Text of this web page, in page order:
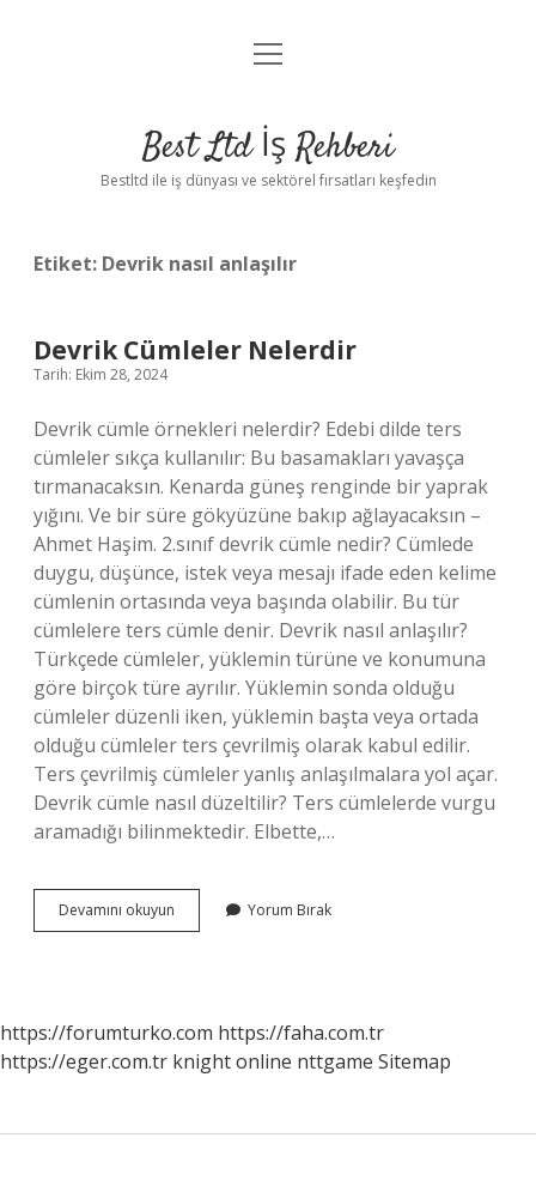
Anasayfa
Yasal Uyarı
menüyü
Best Ltd İş Rehberi
Bestltd ile iş dünyası ve sektörel fırsatları keşfedin
Etiket: Devrik nasıl anlaşılır
Devrik Cümleler Nelerdir
Tarih: Ekim 28, 2024
Devrik cümle örnekleri nelerdir? Edebi dilde ters
cümleler sıkça kullanılır: Bu basamakları yavaşça
tırmanacaksın. Kenarda güneş renginde bir yaprak
yığını. Ve bir süre gökyüzüne bakıp ağlayacaksın –
Ahmet Haşim. 2.sınıf devrik cümle nedir? Cümlede
duygu, düşünce, istek veya mesajı ifade eden kelime
cümlenin ortasında veya başında olabilir. Bu tür
cümlelere ters cümle denir. Devrik nasıl anlaşılır?
Türkçede cümleler, yüklemin türüne ve konumuna
göre birçok türe ayrılır. Yüklemin sonda olduğu
cümleler düzenli iken, yüklemin başta veya ortada
olduğu cümleler ters çevrilmiş olarak kabul edilir.
Ters çevrilmiş cümleler yanlış anlaşılmalara yol açar.
Devrik cümle nasıl düzeltilir? Ters cümlelerde vurgu
aramadığı bilinmektedir. Elbette,…
Devamını okuyun
Cümleler
Yorum Bırak
https://forumturko.com https://faha.com.tr
https://eger.com.tr knight online nttgame Sitemap